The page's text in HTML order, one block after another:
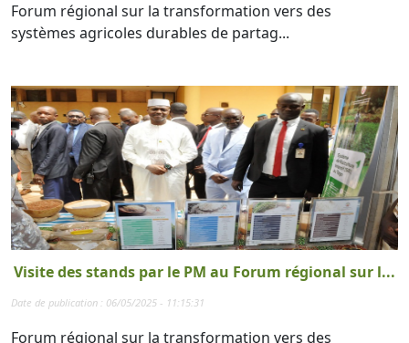
Forum régional sur la transformation vers des
systèmes agricoles durables de partag...
Visite des stands par le PM au Forum régional sur l...
Date de publication : 06/05/2025 - 11:15:31
Forum régional sur la transformation vers des